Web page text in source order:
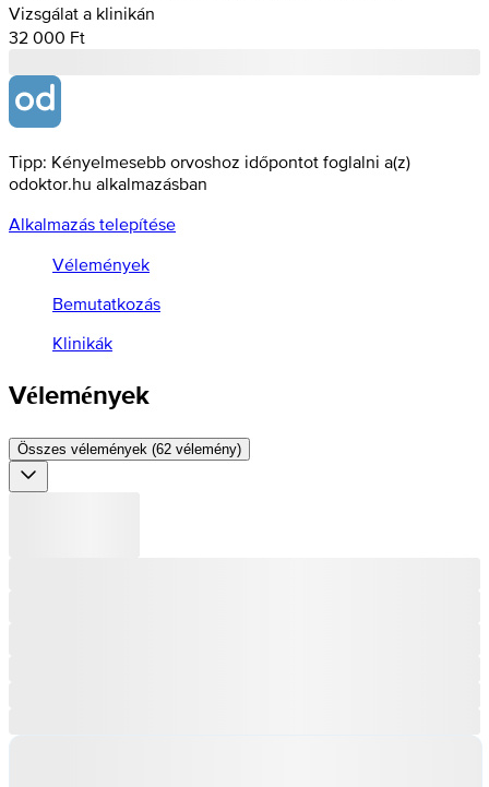
Vizsgálat a klinikán
32 000 Ft
Tipp: Kényelmesebb orvoshoz időpontot foglalni a(z)
odoktor.hu alkalmazásban
Alkalmazás telepítése
Vélemények
Bemutatkozás
Klinikák
Vélemények
Összes vélemények (62 vélemény)